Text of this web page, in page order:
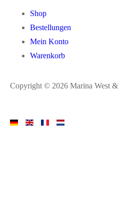
Shop
Bestellungen
Mein Konto
Warenkorb
Copyright © 2026 Marina West